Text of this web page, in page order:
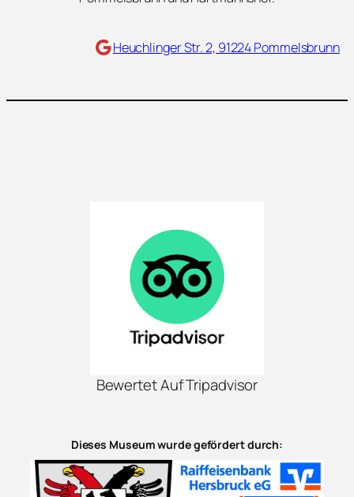
Maps Heuchlinger Str. 2, 91224 Pommelsbrunn
Bewertet Auf Tripadvisor
Dieses Museum wurde gefördert durch: